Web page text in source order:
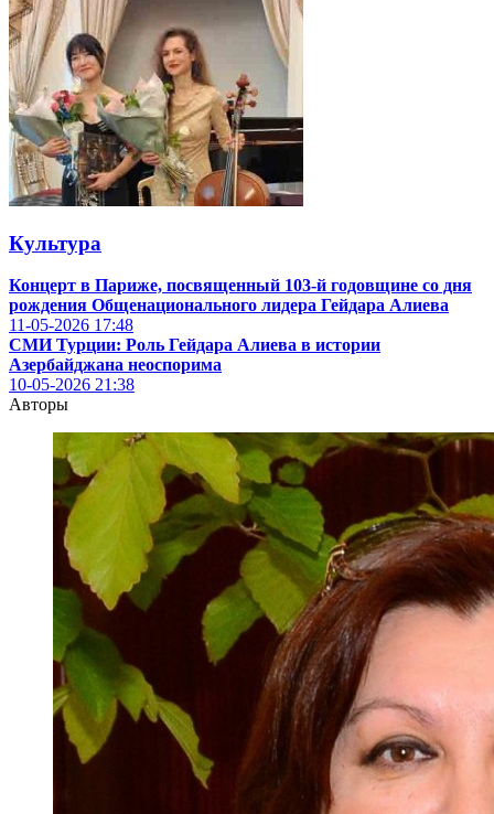
Культура
Концерт в Париже, посвященный 103-й годовщине со дня
рождения Общенационального лидера Гейдара Алиева
11-05-2026 17:48
СМИ Турции: Роль Гейдара Алиева в истории
Азербайджана неоспорима
10-05-2026 21:38
Авторы